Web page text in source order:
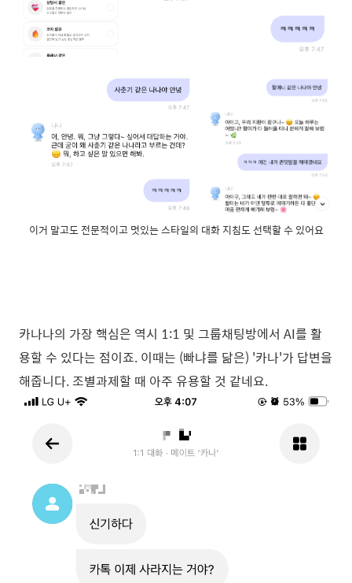
이거 말고도 전문적이고 멋있는 스타일의 대화 지침도 선택할 수 있어요
카나나의 가장 핵심은 역시 1:1 및 그룹채팅방에서 AI를 활
용할 수 있다는 점이죠. 이때는 (빠냐를 닮은) '카나'가 답변을
해줍니다. 조별과제할 때 아주 유용할 것 같네요.